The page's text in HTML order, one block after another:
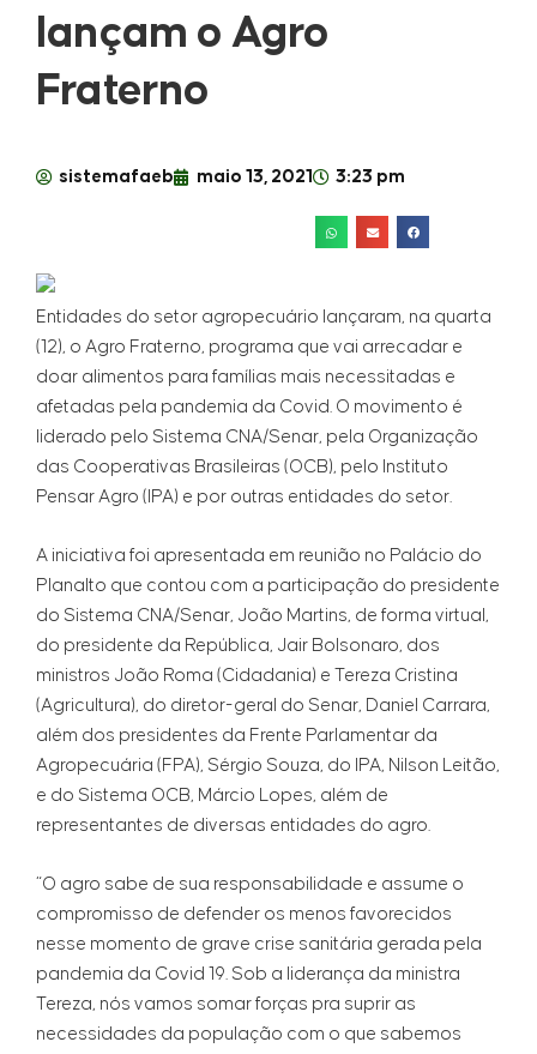
lançam o Agro
Fraterno
sistemafaeb maio 13, 2021 3:23 pm
Entidades do setor agropecuário lançaram, na quarta
(12), o Agro Fraterno, programa que vai arrecadar e
doar alimentos para famílias mais necessitadas e
afetadas pela pandemia da Covid. O movimento é
liderado pelo Sistema CNA/Senar, pela Organização
das Cooperativas Brasileiras (OCB), pelo Instituto
Pensar Agro (IPA) e por outras entidades do setor.
A iniciativa foi apresentada em reunião no Palácio do
Planalto que contou com a participação do presidente
do Sistema CNA/Senar, João Martins, de forma virtual,
do presidente da República, Jair Bolsonaro, dos
ministros João Roma (Cidadania) e Tereza Cristina
(Agricultura), do diretor-geral do Senar, Daniel Carrara,
além dos presidentes da Frente Parlamentar da
Agropecuária (FPA), Sérgio Souza, do IPA, Nilson Leitão,
e do Sistema OCB, Márcio Lopes, além de
representantes de diversas entidades do agro.
“O agro sabe de sua responsabilidade e assume o
compromisso de defender os menos favorecidos
nesse momento de grave crise sanitária gerada pela
pandemia da Covid 19. Sob a liderança da ministra
Tereza, nós vamos somar forças pra suprir as
necessidades da população com o que sabemos